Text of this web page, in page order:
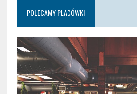
POLECAMY PLACÓWKI